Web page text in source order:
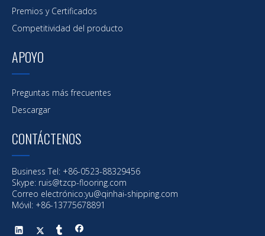
Premios y Certificados
Competitividad del producto
APOYO
Preguntas más frecuentes
Descargar
CONTÁCTENOS
Business Tel: +86-0523-88329456
Skype: ruis@tzcp-flooring.com
Correo electrónico:yu@qinhai-shipping.com
Móvil: +86-13775678891